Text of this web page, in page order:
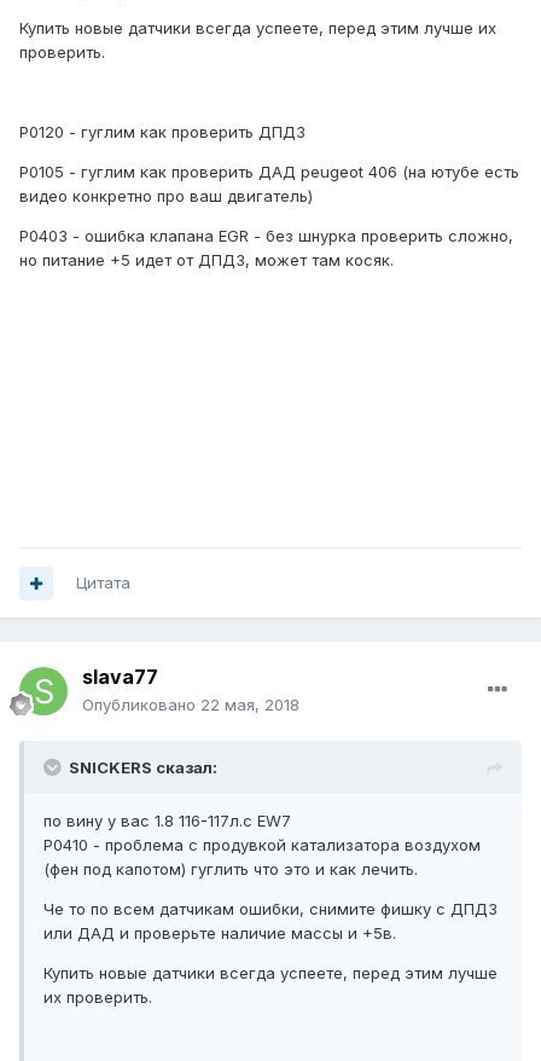
Купить новые датчики всегда успеете, перед этим лучше их
проверить.
Р0120 - гуглим как проверить ДПДЗ
Р0105 - гуглим как проверить ДАД peugeot 406 (на ютубе есть
видео конкретно про ваш двигатель)
Р0403 - ошибка клапана EGR - без шнурка проверить сложно,
но питание +5 идет от ДПДЗ, может там косяк.
Цитата
slava77
Опубликовано 22 мая, 2018
SNICKERS сказал:
по вину у вас 1.8 116-117л.с EW7
Р0410 - проблема с продувкой катализатора воздухом
(фен под капотом) гуглить что это и как лечить.
Че то по всем датчикам ошибки, снимите фишку с ДПДЗ
или ДАД и проверьте наличие массы и +5в.
Купить новые датчики всегда успеете, перед этим лучше
их проверить.